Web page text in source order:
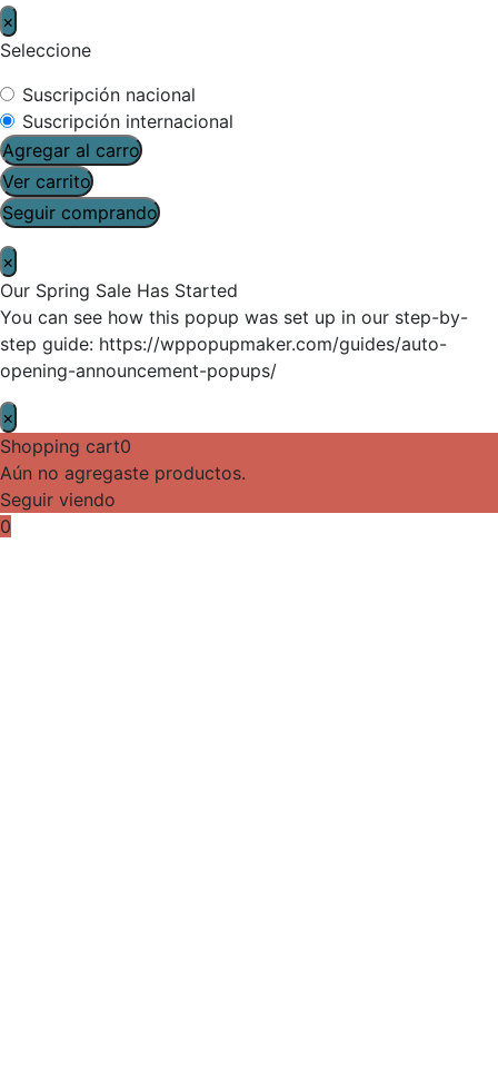
×
Seleccione
Suscripción nacional
Suscripción internacional
Agregar al carro
Ver carrito
Seguir comprando
×
Our Spring Sale Has Started
You can see how this popup was set up in our step-by-
step guide: https://wppopupmaker.com/guides/auto-
opening-announcement-popups/
×
Shopping cart0
Aún no agregaste productos.
Seguir viendo
0